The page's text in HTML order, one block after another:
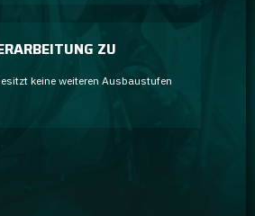
ZU
keine weiteren Ausbaustufen